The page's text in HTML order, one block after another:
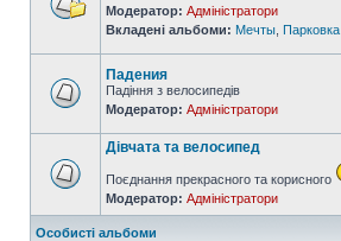
Модератор: Адміністратори
Вкладені альбоми: Мечты Парковка
Падения
Падіння з велосипедів
Модератор: Адміністратори
Дівчата та велосипед
Поєднання прекрасного та корисного
Модератор: Адміністратори
Особисті альбоми